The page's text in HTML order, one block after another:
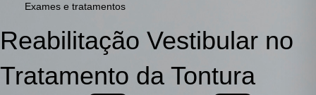
Exames e tratamentos
Reabilitação Vestibular no
Tratamento da Tontura